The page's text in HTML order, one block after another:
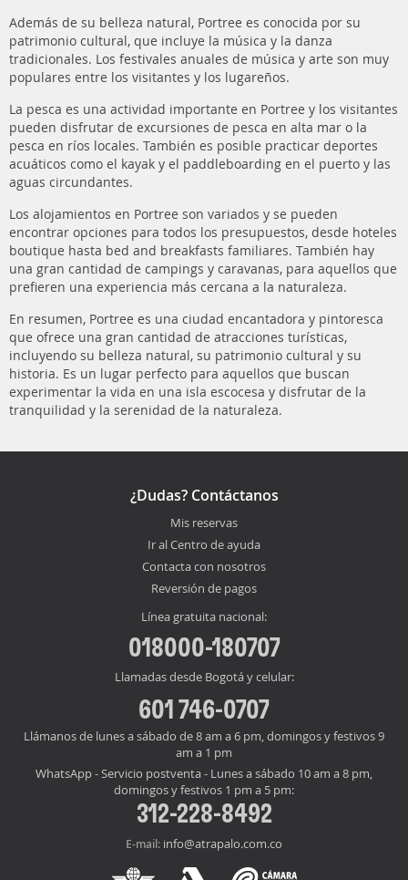
Además de su belleza natural, Portree es conocida por su
patrimonio cultural, que incluye la música y la danza
tradicionales. Los festivales anuales de música y arte son muy
populares entre los visitantes y los lugareños.
La pesca es una actividad importante en Portree y los visitantes
pueden disfrutar de excursiones de pesca en alta mar o la
pesca en ríos locales. También es posible practicar deportes
acuáticos como el kayak y el paddleboarding en el puerto y las
aguas circundantes.
Los alojamientos en Portree son variados y se pueden
encontrar opciones para todos los presupuestos, desde hoteles
boutique hasta bed and breakfasts familiares. También hay
una gran cantidad de campings y caravanas, para aquellos que
prefieren una experiencia más cercana a la naturaleza.
En resumen, Portree es una ciudad encantadora y pintoresca
que ofrece una gran cantidad de atracciones turísticas,
incluyendo su belleza natural, su patrimonio cultural y su
historia. Es un lugar perfecto para aquellos que buscan
experimentar la vida en una isla escocesa y disfrutar de la
tranquilidad y la serenidad de la naturaleza.
¿Dudas? Contáctanos
Mis reservas
Ir al Centro de ayuda
Contacta con nosotros
Reversión de pagos
Línea gratuita nacional:
018000-180707
Llamadas desde Bogotá y celular:
601 746-0707
Llámanos de lunes a sábado de 8 am a 6 pm, domingos y festivos 9
am a 1 pm
WhatsApp - Servicio postventa - Lunes a sábado 10 am a 8 pm,
domingos y festivos 1 pm a 5 pm:
312-228-8492
E-mail: info@atrapalo.com.co